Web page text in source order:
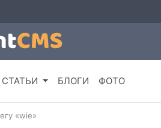
СТАТЬИ БЛОГИ ФОТО
«wie»